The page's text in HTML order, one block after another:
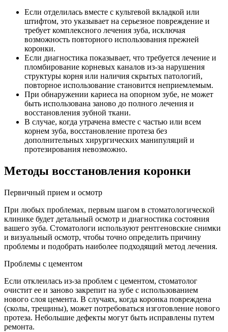
Если отделилась вместе с культевой вкладкой или
штифтом, это указывает на серьезное повреждение и
требует комплексного лечения зуба, исключая
возможность повторного использования прежней
коронки.
Если диагностика показывает, что требуется лечение и
пломбирование корневых каналов из-за нарушения
структуры корня или наличия скрытых патологий,
повторное использование становится неприемлемым.
При обнаружении кариеса на опорном зубе, не может
быть использована заново до полного лечения и
восстановления зубной ткани.
В случае, когда утрачена вместе с частью или всем
корнем зуба, восстановление протеза без
дополнительных хирургических манипуляций и
протезирования невозможно.
Методы восстановления коронки
Первичный прием и осмотр
При любых проблемах, первым шагом в стоматологической
клинике будет детальный осмотр и диагностика состояния
вашего зуба. Стоматологи используют рентгеновские снимки
и визуальный осмотр, чтобы точно определить причину
проблемы и подобрать наиболее подходящий метод лечения.
Проблемы с цементом
Если отклеилась из-за проблем с цементом, стоматолог
очистит ее и заново закрепит на зубе с использованием
нового слоя цемента. В случаях, когда коронка повреждена
(сколы, трещины), может потребоваться изготовление нового
протеза. Небольшие дефекты могут быть исправлены путем
ремонта.